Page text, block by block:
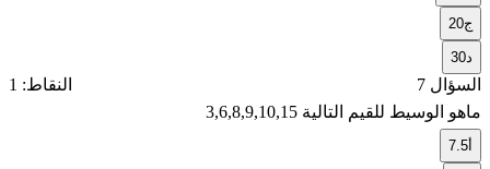
ج20
30
السؤال 7
النقاط: 1
ماهو الوسيط للقيم التالية 3,6,8,9,10,15
7.5